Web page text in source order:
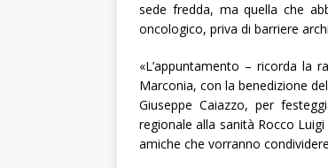
sede fredda, ma quella che
oncologico, priva di barriere
«L’appuntamento – ricorda la
Marconia, con la benedizione
Giuseppe Caiazzo, per
regionale alla sanità Rocco
amiche che vorranno